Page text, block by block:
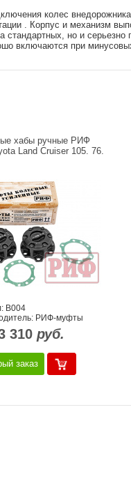
колес
. Корпус и механизм
но и серьезно
включаются при
хабы ручные РИФ
Land Cruiser 105. 76.
B004
РИФ-муфты
310 руб.
заказ